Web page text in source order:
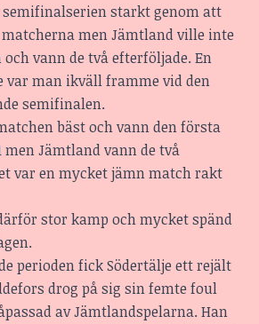
semifinalserien starkt genom att
men Jämtland ville inte
vann de två efterföljade. En
var man ikväll framme vid den
semifinalen.
bäst och vann den första
men Jämtland vann de två
var en mycket jämn match rakt
stor kamp och mycket spänd
perioden fick Södertälje ett rejält
drog på sig sin femte foul
av Jämtlandspelarna. Han